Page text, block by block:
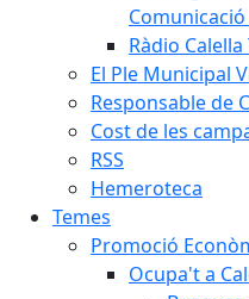
Ràdio Calella
El Ple Municipal
Responsable de
Cost de les
RSS
Hemeroteca
Temes
Promoció
Ocupa't a